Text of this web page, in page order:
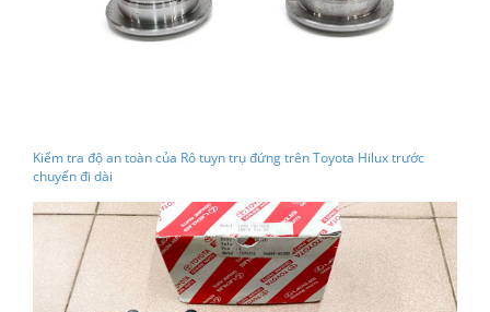
Kiểm tra độ an toàn của Rô tuyn trụ đứng trên Toyota Hilux trước
chuyến đi dài